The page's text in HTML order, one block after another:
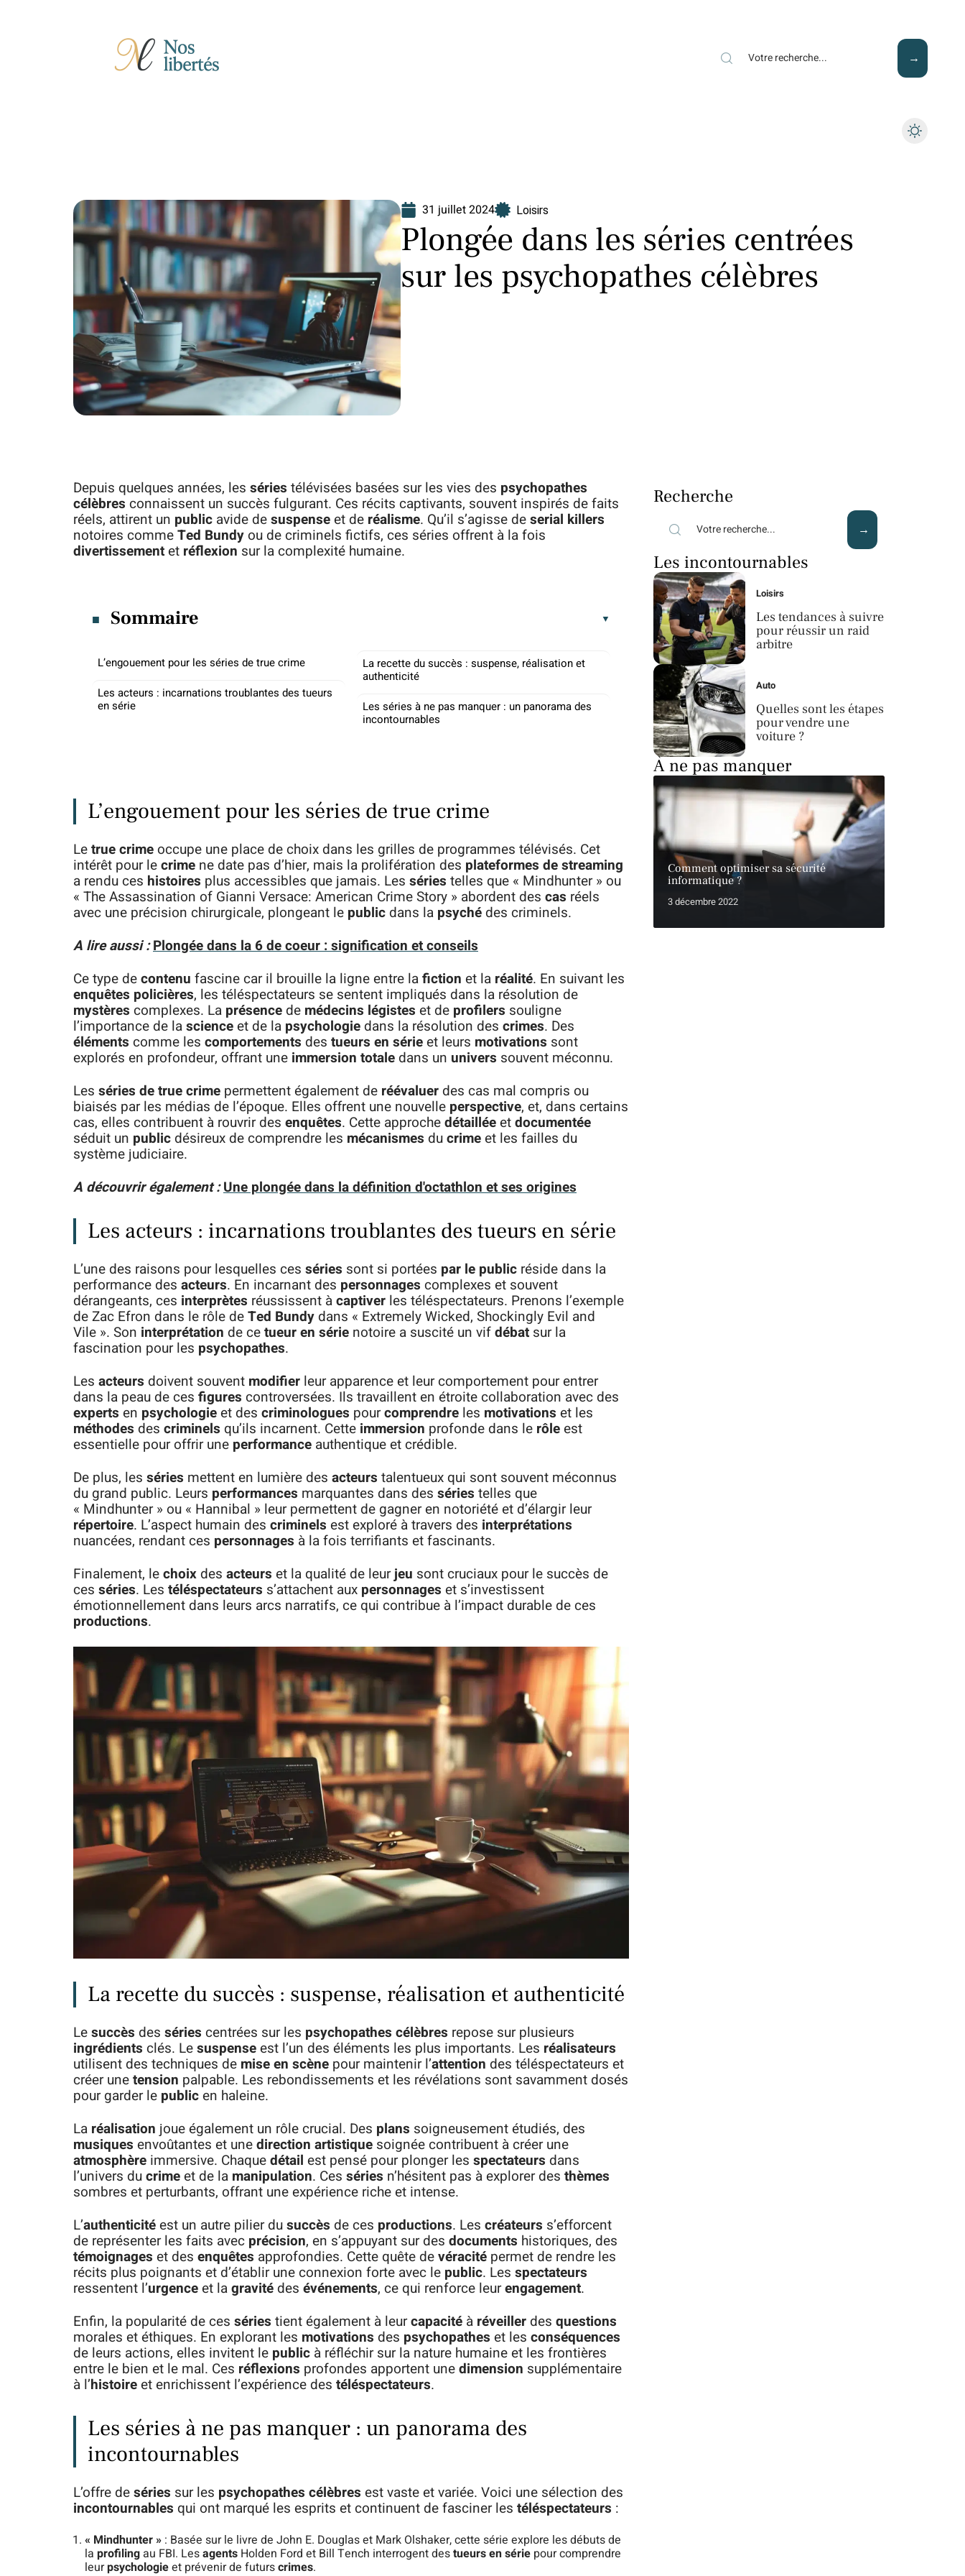
31 juillet 2024 Loisirs
Plongée dans les séries centrées
sur les psychopathes célèbres
Depuis quelques années, les séries télévisées basées sur les vies des psychopathes
célèbres connaissent un succès fulgurant. Ces récits captivants, souvent inspirés de faits
réels, attirent un public avide desuspenseet de réalisme. Qu’il s’agisse deserial killers
notoires commeTed Bundy ou de criminels fictifs, ces séries offrent à la fois
divertissementet réflexion sur la complexité humaine.
Sommaire
L’engouement pour les séries de true crime
Les acteurs : incarnations troublantes des tueurs
en série
La recette du succès : suspense, réalisation et
authenticité
Les séries à ne pas manquer : un panorama des
incontournables
L’engouement pour les séries de true crime
Letrue crime occupe une place de choix dans les grilles de programmes télévisés. Cet
intérêt pour lecrime ne date pas d’hier, mais la prolifération des plateformes de streaming
a rendu ces histoires plus accessibles que jamais. Les séries telles que « Mindhunter » ou
« The Assassination of Gianni Versace: American Crime Story » abordent des cas réels
avec une précision chirurgicale, plongeant le public dans la psyché des criminels.
A lire aussi :Plongée dans la 6 de coeur : signification et conseils
Ce type decontenu fascine car il brouille la ligne entre lafiction et la réalité. En suivant les
enquêtes policières, les téléspectateurs se sentent impliqués dans la résolution de
mystères complexes. La présence de médecins légistes et de profilers souligne
l’importance de lascienceet de la psychologie dans la résolution des crimes. Des
éléments comme les comportements des tueurs en sérieet leurs motivations sont
explorés en profondeur, offrant une immersion totale dans un univers souvent méconnu.
Les séries de true crime permettent également de réévaluer des cas mal compris ou
biaisés par les médias de l’époque. Elles offrent une nouvelle perspective, et, dans certains
cas, elles contribuent à rouvrir des enquêtes. Cette approchedétailléeetdocumentée
séduit un public désireux de comprendre les mécanismes ducrimeet les failles du
système judiciaire.
A découvrir également :Une plongée dans la définition d'octathlon et ses origines
Les acteurs : incarnations troublantes des tueurs en série
L’une des raisons pour lesquelles ces séries sont si portées par le public réside dans la
performance des acteurs. En incarnant des personnages complexes et souvent
dérangeants, ces interprètes réussissent àcaptiver les téléspectateurs. Prenons l’exemple
de Zac Efron dans le rôle deTed Bundy dans « Extremely Wicked, Shockingly Evil and
Vile ». Son interprétation de cetueur en série notoire a suscité un vifdébat sur la
fascination pour les psychopathes.
Les acteurs doivent souvent modifier leur apparence et leur comportement pour entrer
dans la peau de ces figures controversées. Ils travaillent en étroite collaboration avec des
experts en psychologieet des criminologues pourcomprendre les motivations et les
méthodes des criminels qu’ils incarnent. Cette immersion profonde dans le rôleest
essentielle pour offrir une performance authentique et crédible.
De plus, les séries mettent en lumière des acteurs talentueux qui sont souvent méconnus
du grand public. Leurs performances marquantes dans des séries telles que
« Mindhunter » ou « Hannibal » leur permettent de gagner en notoriété et d’élargir leur
répertoire. L’aspect humain des criminels est exploré à travers des interprétations
nuancées, rendant ces personnages à la fois terrifiants et fascinants.
Finalement, lechoix des acteurs et la qualité de leurjeu sont cruciaux pour le succès de
ces séries. Les téléspectateurs s’attachent aux personnages et s’investissent
émotionnellement dans leurs arcs narratifs, ce qui contribue à l’impact durable de ces
productions.
La recette du succès : suspense, réalisation et authenticité
Lesuccès des séries centrées sur les psychopathes célèbres repose sur plusieurs
ingrédients clés. Lesuspenseest l’un des éléments les plus importants. Les réalisateurs
utilisent des techniques de mise en scène pour maintenir l’attention des téléspectateurs et
créer unetension palpable. Les rebondissements et les révélations sont savamment dosés
pour garder le publicen haleine.
La réalisation joue également un rôle crucial. Des plans soigneusement étudiés, des
musiques envoûtantes et unedirection artistique soignée contribuent à créer une
atmosphère immersive. Chaquedétail est pensé pour plonger les spectateurs dans
l’univers ducrimeet de la manipulation. Ces séries n’hésitent pas à explorer des thèmes
sombres et perturbants, offrant une expérience riche et intense.
L’authenticitéest un autre pilier dusuccès de ces productions. Les créateurs s’efforcent
de représenter les faits avec précision, en s’appuyant sur des documents historiques, des
témoignages et des enquêtes approfondies. Cette quête devéracité permet de rendre les
récits plus poignants et d’établir une connexion forte avec le public. Les spectateurs
ressentent l’urgenceet lagravité des événements, ce qui renforce leurengagement.
Enfin, la popularité de ces séries tient également à leurcapacité à réveiller des questions
morales et éthiques. En explorant les motivations des psychopathes et les conséquences
de leurs actions, elles invitent le public à réfléchir sur la nature humaine et les frontières
entre le bien et le mal. Ces réflexions profondes apportent unedimension supplémentaire
à l’histoireet enrichissent l’expérience des téléspectateurs.
Les séries à ne pas manquer : un panorama des
incontournables
L’offre deséries sur les psychopathes célèbres est vaste et variée. Voici une sélection des
incontournables qui ont marqué les esprits et continuent de fasciner les téléspectateurs :
« Mindhunter » : Basée sur le livre de John E. Douglas et Mark Olshaker, cette série explore les débuts de
la profilingau FBI. Lesagents Holden Ford et Bill Tench interrogent destueurs en série pour comprendre
leurpsychologieet prévenir de futurscrimes.
Recherche
Les incontournables
Loisirs
Les tendances à suivre
pour réussir un raid
arbitre
Auto
Quelles sont les étapes
pour vendre une
voiture ?
À ne pas manquer
Comment optimiser sa sécurité
informatique ?
3 décembre 2022